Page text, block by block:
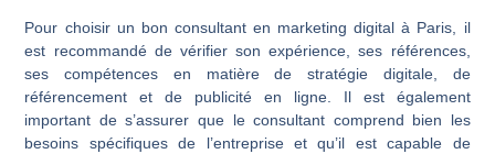
Pour choisir un bon consultant en marketing digital à Paris, il
est recommandé de vérifier son expérience, ses références,
ses compétences en matière de stratégie digitale, de
référencement et de publicité en ligne. Il est également
important de s’assurer que le consultant comprend bien les
besoins spécifiques de l’entreprise et qu’il est capable de